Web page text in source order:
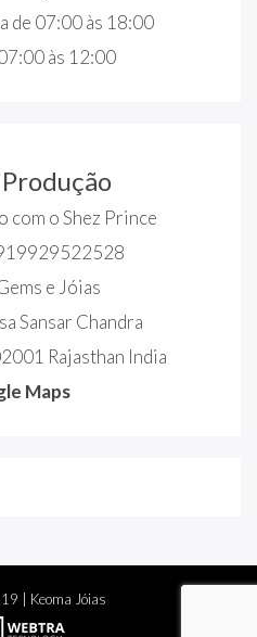
de 07:00 às 18:00
às 12:00
com o Shez Prince
e Jóias
Sansar Chandra
Rajasthan India
Maps
| Keoma Jóias